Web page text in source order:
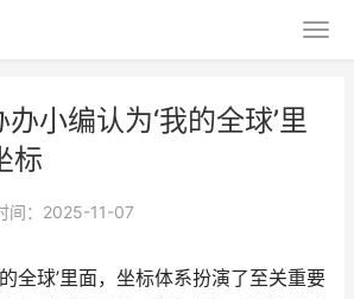
小编认为‘我的全球’里
标
间：2025-11-07
全球’里面，坐标体系扮演了至关重要